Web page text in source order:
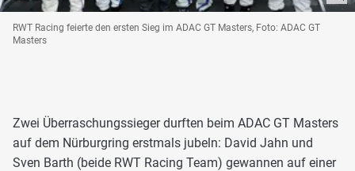
RWT Racing feierte den ersten Sieg im ADAC GT Masters, Foto: ADAC GT
Masters
Zwei Überraschungssieger durften beim ADAC GT Masters
auf dem Nürburgring erstmals jubeln: David Jahn und
Sven Barth (beide RWT Racing Team) gewannen auf einer